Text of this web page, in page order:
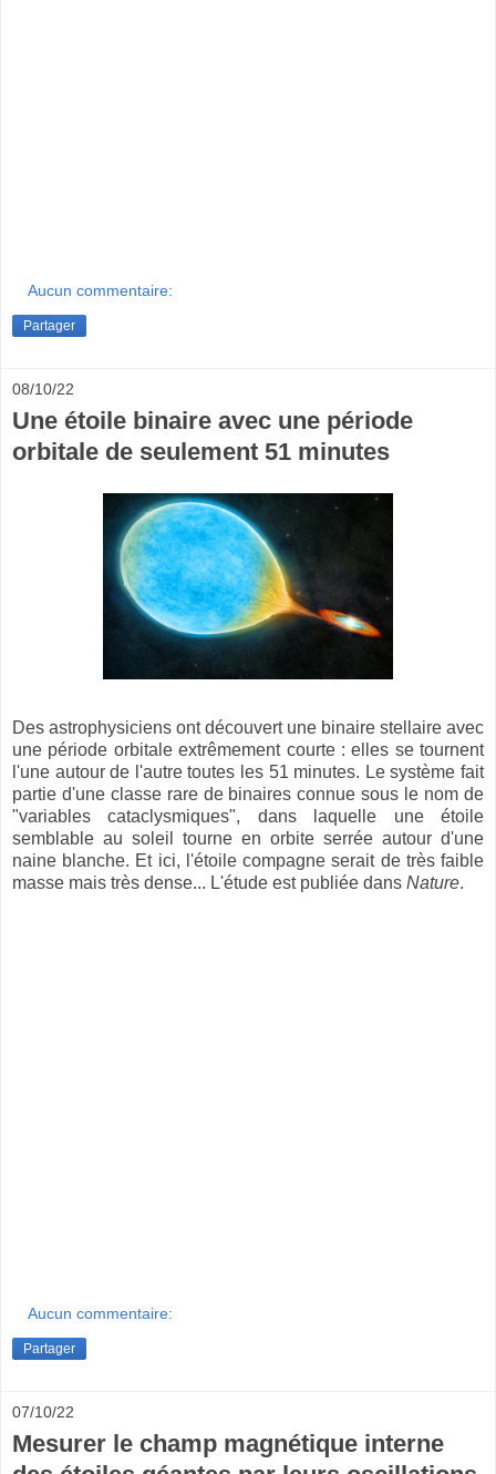
Aucun commentaire:
Partager
08/10/22
Une étoile binaire avec une période
orbitale de seulement 51 minutes
Des astrophysiciens ont découvert une binaire stellaire avec
une période orbitale extrêmement courte : elles se tournent
l'une autour de l'autre toutes les 51 minutes. Le système fait
partie d'une classe rare de binaires connue sous le nom de
"variables cataclysmiques", dans laquelle une étoile
semblable au soleil tourne en orbite serrée autour d'une
naine blanche. Et ici, l'étoile compagne serait de très faible
masse mais très dense... L'étude est publiée dans Nature.
Aucun commentaire:
Partager
07/10/22
Mesurer le champ magnétique interne